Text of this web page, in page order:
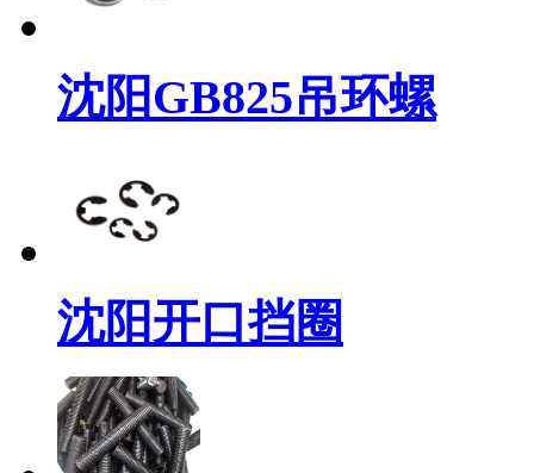
沈阳GB825吊环螺
沈阳开口挡圈